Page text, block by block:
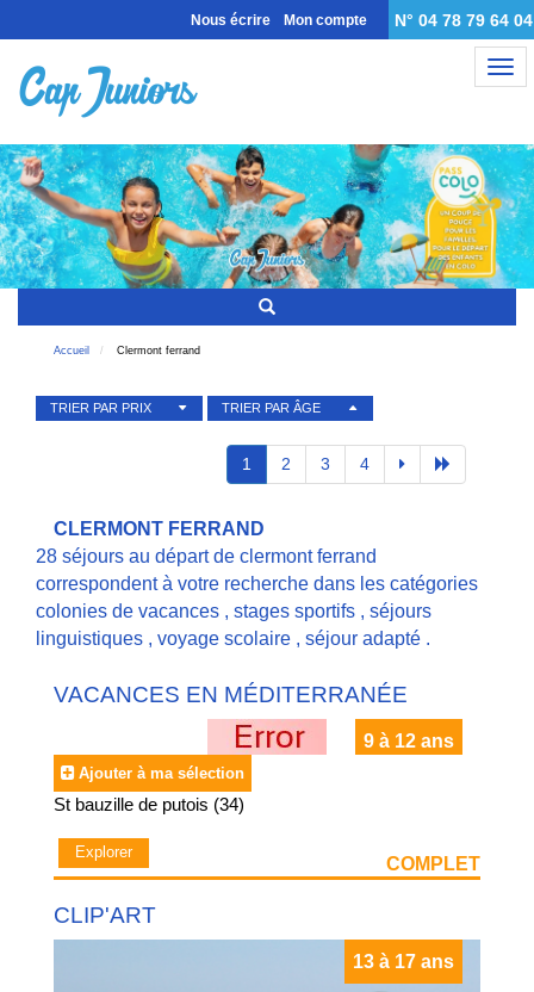
Nous écrire Mon compte N° 04 78 79 64 04
Accueil Clermont ferrand
TRIER PAR PRIX TRIER PAR ÂGE
1 2 3 4
CLERMONT FERRAND
28 séjours au départ de clermont ferrand
correspondent à votre recherche dans les catégories
colonies de vacances , stages sportifs , séjours
linguistiques , voyage scolaire , séjour adapté .
VACANCES EN MÉDITERRANÉE
9 à 12 ans
Ajouter à ma sélection
St bauzille de putois (34)
Explorer
COMPLET
CLIP'ART
13 à 17 ans